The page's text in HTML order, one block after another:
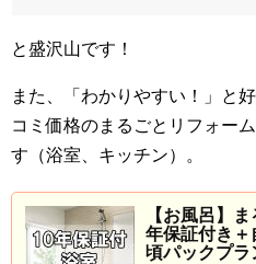
と盛沢山です！
また、「わかりやすい！」と
コミ価格のまるごとリフォー
す（浴室、キッチン）。
【お風呂】
年保証付き＋
頃パックプラ